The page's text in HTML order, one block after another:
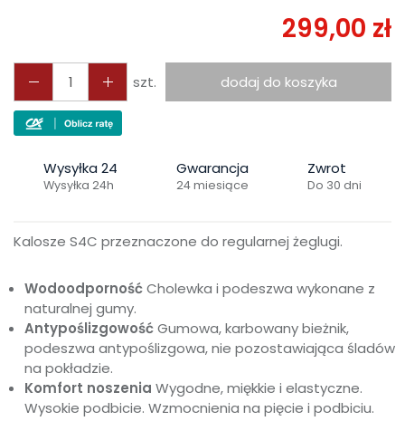
299,00 zł
szt. dodaj do koszyka
Wysyłka 24
Wysyłka 24h
Gwarancja
24 miesiące
Zwrot
Do 30 dni
Kalosze S4C przeznaczone do regularnej żeglugi.
WodoodpornośćCholewka i podeszwa wykonane z
naturalnej gumy.
AntypoślizgowośćGumowa, karbowany bieżnik,
podeszwa antypoślizgowa, nie pozostawiająca śladów
na pokładzie.
Komfort noszenia Wygodne, miękkie i elastyczne.
Wysokie podbicie. Wzmocnienia na pięcie i podbiciu.